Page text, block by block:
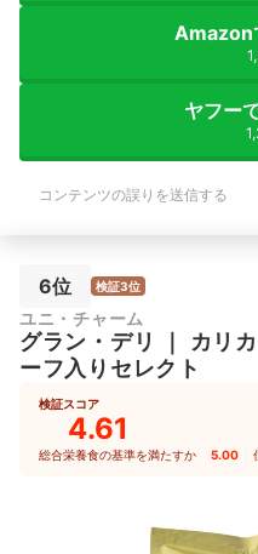
Amazon
ヤフー
コンテンツの誤りを送信する
6位 検証3位
ユニ・チャーム
グラン・デリ
カリ
ーフ入りセレクト
検証スコア
4.61
総合栄養食の基準を満たすか 5.00